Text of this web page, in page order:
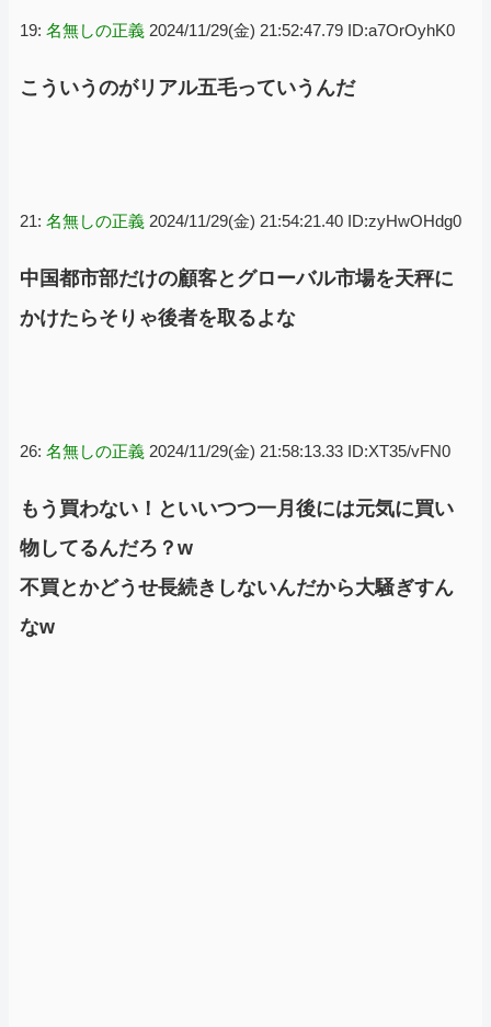
19: 名無しの正義 2024/11/29(金) 21:52:47.79 ID:a7OrOyhK0
こういうのがリアル五毛っていうんだ
21: 名無しの正義 2024/11/29(金) 21:54:21.40 ID:zyHwOHdg0
中国都市部だけの顧客とグローバル市場を天秤に
かけたらそりゃ後者を取るよな
26: 名無しの正義 2024/11/29(金) 21:58:13.33 ID:XT35/vFN0
もう買わない！といいつつ一月後には元気に買い
物してるんだろ？w
不買とかどうせ長続きしないんだから大騒ぎすん
なw